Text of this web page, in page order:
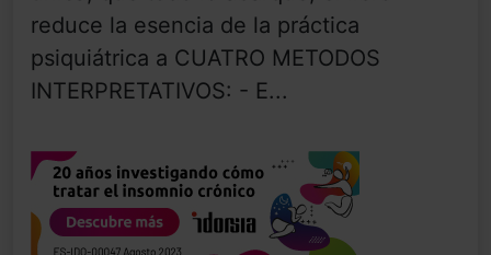
reduce la esencia de la práctica
psiquiátrica a CUATRO METODOS
INTERPRETATIVOS: - E...